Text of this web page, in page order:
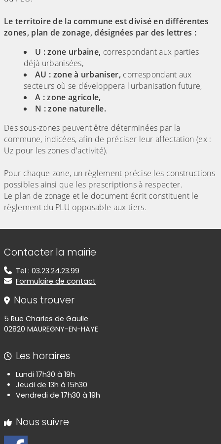
Le territoire de la commune est divisé en différentes
zones, plan de zonage, désignées par des lettres :
U : zone urbaine, correspondant aux parties
déjà urbanisées,
AU : zone à urbaniser, correspondant aux
secteurs où se développera l'urbanisation future,
A : zone agricole,
N : zone naturelle.
Des sous-zones peuvent être déterminées par la
commune, indicées, afin de préciser leur affectation (ex :
Uz pour les zones d'activité).
Pour chaque zone, un règlement précise les constructions
possibles ainsi que les prescriptions à respecter.
Le plan de zonage et le document écrit constituent le
règlement du PLU opposable aux tiers.
Informations de contact
Contacter la mairie
Tel : 03.23.24.23.99
Formulaire de contact
Nous trouver
5 Rue Charles de Gaulle
02820 MAUREGNY-EN-HAYE
Les horaires
Lundi 17h30 à 19h
Jeudi de 13h à 15h30
Vendredi de 17h30 à 19h
Nous suivre